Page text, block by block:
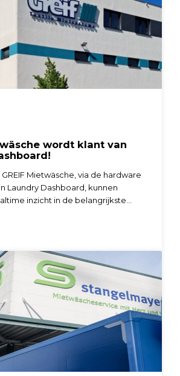
wordt klant van
Mietwäsche, via de hardware
Laundry Dashboard, kunnen
inzicht in de belangrijkste...